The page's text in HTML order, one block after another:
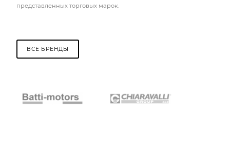
представленных торговых марок.
ВСЕ БРЕНДЫ